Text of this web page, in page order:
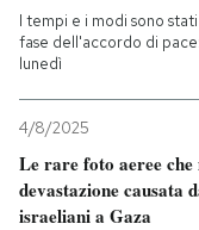
NEWSLETTER
I tempi e i modi sono
fase dell'accordo di
lunedì
4/8/2025
Le rare foto aeree
devastazione causata
israeliani a Gaza